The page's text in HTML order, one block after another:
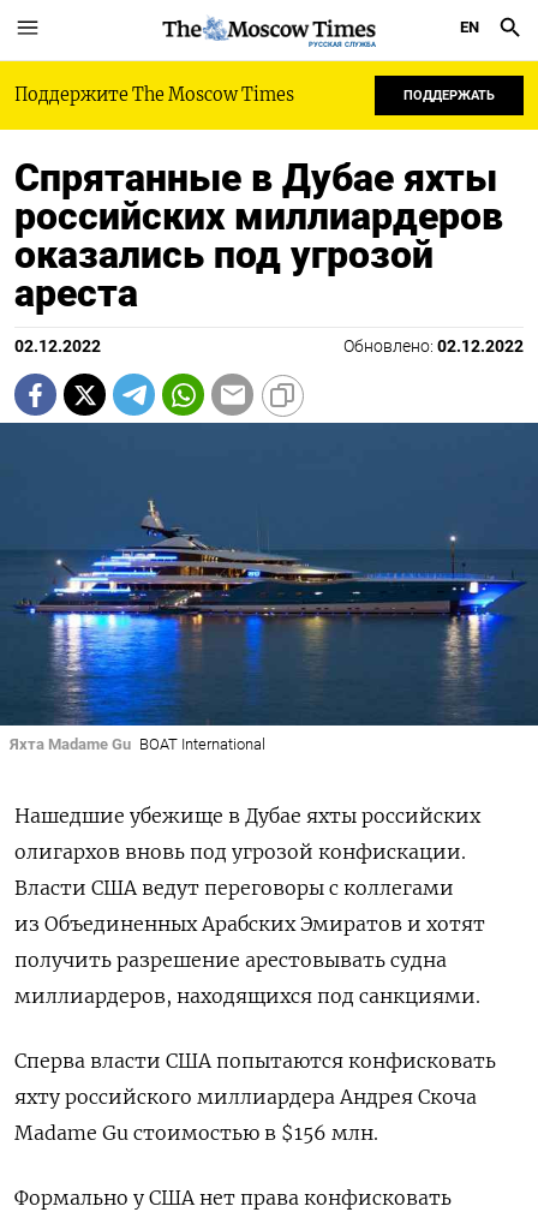
РУССКАЯ СЛУЖБА
EN
Поддержите The Moscow Times ПОДДЕРЖАТЬ
Спрятанные в Дубае яхты
российских миллиардеров
оказались под угрозой
ареста
02.12.2022 Обновлено: 02.12.2022
Яхта Madame Gu BOAT International
Нашедшие убежище в Дубае яхты российских
олигархов вновь под угрозой конфискации.
Власти США ведут переговоры с коллегами
из Объединенных Арабских Эмиратов и хотят
получить разрешение арестовывать судна
миллиардеров, находящихся под санкциями.
Сперва власти США попытаются конфисковать
яхту российского миллиардера Андрея Скоча
Madame Gu стоимостью в $156 млн.
Формально у США нет права конфисковать